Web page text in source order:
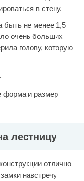
в стену.
быть не менее 1,5
очень больших
голову, которую
форма и размер
лестницу
отлично
навстречу